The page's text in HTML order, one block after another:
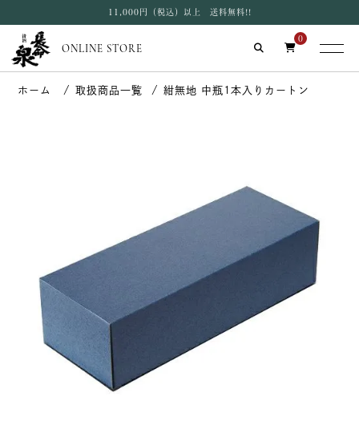
11,000円（税込）以上 送料無料!!
ONLINE STORE
0
取扱商品一覧 紺無地 中瓶1本入りカートン